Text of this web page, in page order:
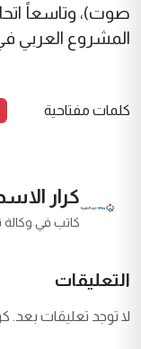
المشروع العربي في
كلمات مفتاحية
كرار
كاتب في وكالة
التعليقات
لا توجد تعليقات